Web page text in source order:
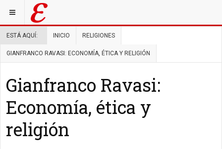
ESTÁ AQUÍ: INICIO RELIGIONES
GIANFRANCO RAVASI: ECONOMÍA, ÉTICA Y RELIGIÓN
Gianfranco Ravasi:
Economía, ética y
religión